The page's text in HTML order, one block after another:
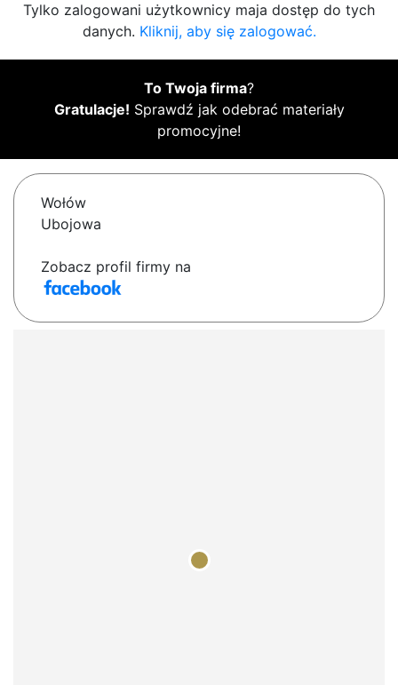
Tylko zalogowani użytkownicy maja dostęp do tych
danych. Kliknij, aby się zalogować.
To Twoja firma?
Gratulacje! Sprawdź jak odebrać materiały
promocyjne!
Wołów
Ubojowa
Zobacz profil firmy na